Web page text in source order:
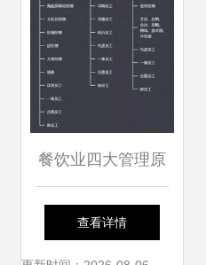
理在北京生活配送
中的应用
餐饮业四大管理原
则 解析海底捞的成
查看详情